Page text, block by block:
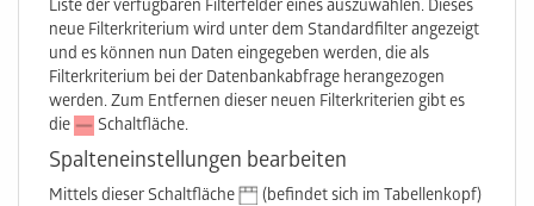
Liste der verfügbaren Filterfelder eines auszuwählen. Dieses
neue Filterkriterium wird unter dem Standardfilter angezeigt
und es können nun Daten eingegeben werden, die als
Filterkriterium bei der Datenbankabfrage herangezogen
werden. Zum Entfernen dieser neuen Filterkriterien gibt es
die
Schaltfläche.
Spalteneinstellungen bearbeiten
Mittels dieser Schaltfläche (befindet sich im Tabellenkopf)